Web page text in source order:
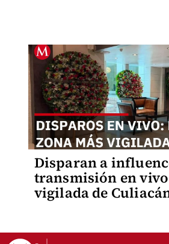
Disparan a
transmisión en
vigilada de